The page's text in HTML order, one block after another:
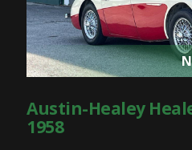
Austin-Healey
1958